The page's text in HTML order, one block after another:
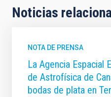
Noticias
NOTA DE PRENSA
La Agencia Espacial
de Astrofísica de
bodas de plata en